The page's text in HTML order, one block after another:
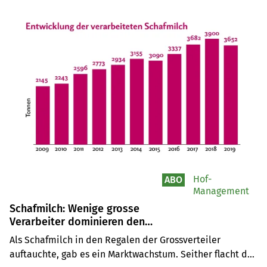
Schafmilch: Wenige grosse
Verarbeiter dominieren den
Markt
Als Schafmilch in den Regalen der Grossverteiler
auftauchte, gab es ein Marktwachstum. Seither flacht das
ABO
Hof-
Management